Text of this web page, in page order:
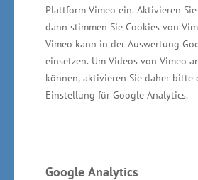
Plattform Vimeo ein. Aktivieren
dann stimmen Sie Cookies von
Vimeo kann in der Auswertung
einsetzen. Um Videos von Vimeo
können, aktivieren Sie daher bitte
Einstellung für Google Analytics.
Google Analytics
Wirtschaftsministerium aus
Gemeinschaftsaufgabe
regionalen
Jahre 2018 bis 2020 in Höhe
unterstützt. Die